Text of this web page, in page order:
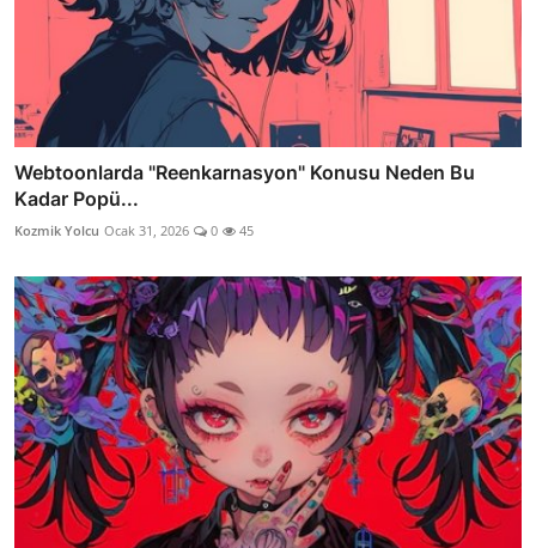
Webtoonlarda "Reenkarnasyon" Konusu Neden Bu
Kadar Popü...
Kozmik Yolcu Ocak 31, 2026 0 45